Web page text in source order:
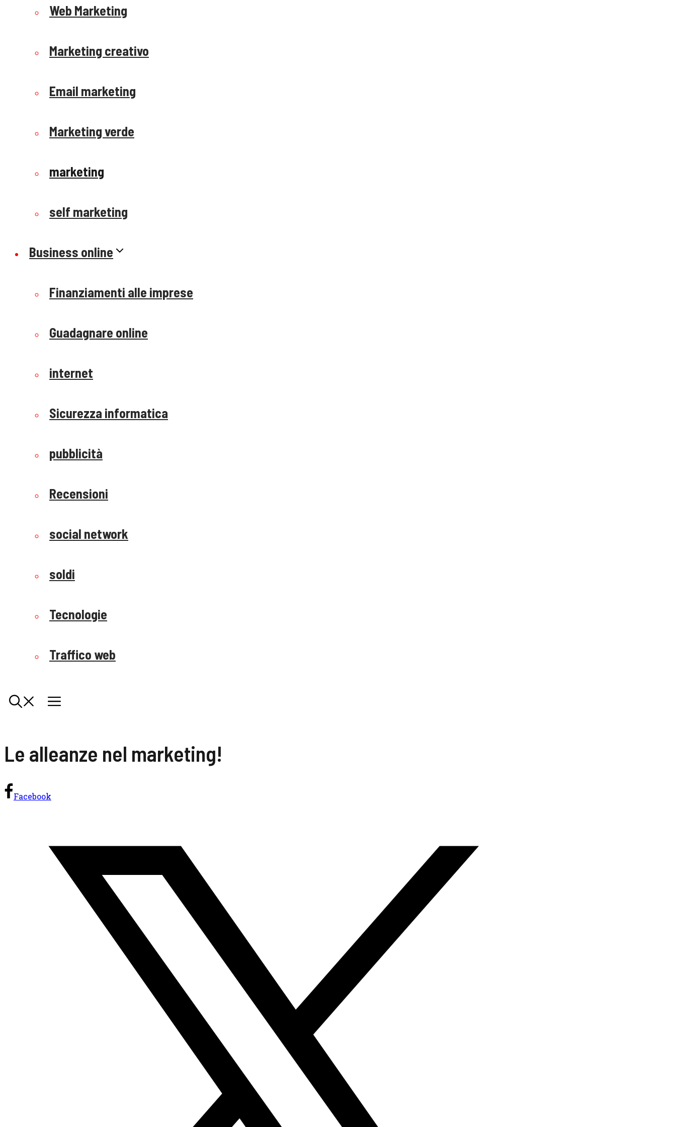
Web Marketing
Marketing creativo
Email marketing
Marketing verde
marketing
self marketing
Business online
Finanziamenti alle imprese
Guadagnare online
internet
Sicurezza informatica
pubblicità
Recensioni
social network
soldi
Tecnologie
Traffico web
Le alleanze nel marketing!
Facebook